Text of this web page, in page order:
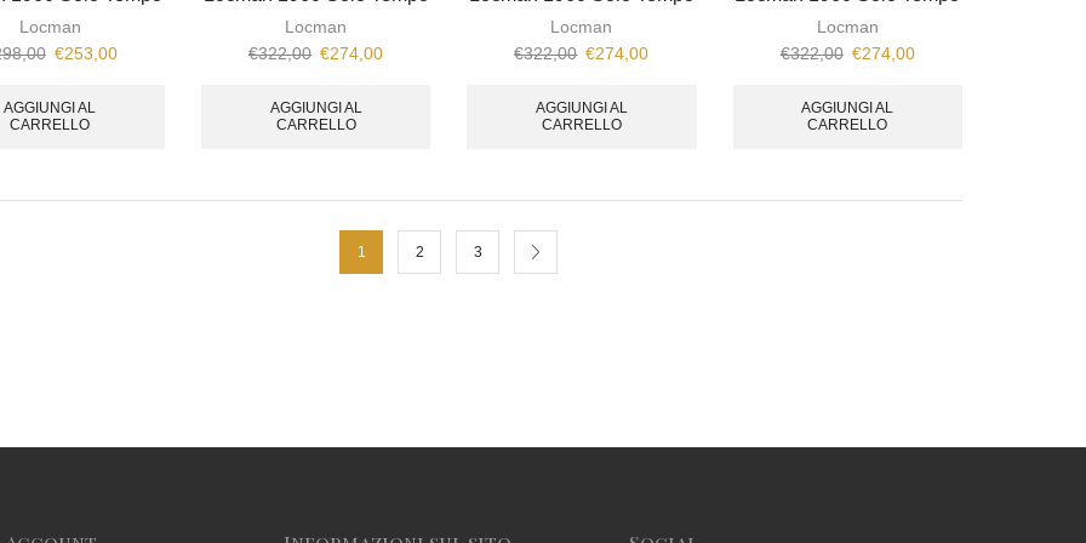
Locman
€253,00
AGGIUNGI AL
CARRELLO
Locman
€322,00 €274,00
AGGIUNGI AL
CARRELLO
Locman
€322,00 €274,00
AGGIUNGI AL
CARRELLO
Locman
€322,00 €274,00
AGGIUNGI AL
CARRELLO
1 2 3